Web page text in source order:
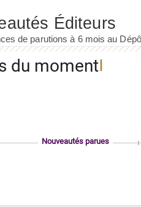
du moment
Nouveautés parues